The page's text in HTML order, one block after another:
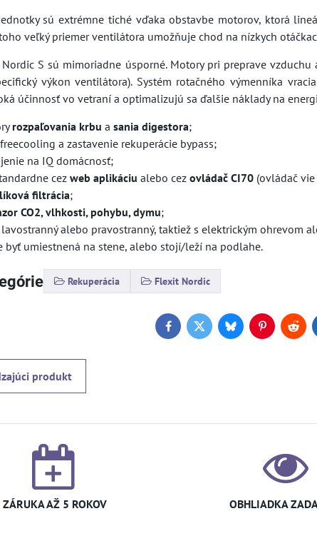
sú extrémne tiché vďaka obstavbe motorov, ktorá
veľký priemer ventilátora umožňuje chod na nízkych
Nordic S sú mimoriadne úsporné. Motory pri preprave
výkon ventilátora). Systém rotačného výmenníka
účinnosť vo vetraní a optimalizujú sa ďalšie náklady na
rozpaľovania krbu asania digestora;
a zastavenie rekuperácie bypass;
na IQ domácnosť;
cezweb aplikáciu alebo cezovládač CI70 (ovládač
filtrácia;
CO2, vlhkosti, pohybu, dymu;
alebo pravostranný, taktiež s elektrickým ohrevom
byť umiestnená na stene, alebo stojí/leží na podlahe.
Rekuperácia Flexit Nordic
FacebookTwitterBlueskyPinterest
produkt
ZÁRUKA AŽ 5 ROKOV OBHLIADKA